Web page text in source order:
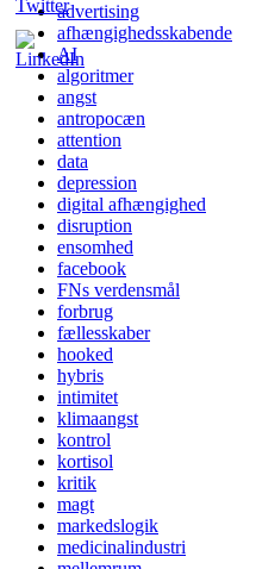
advertising
afhængighedsskabende
AI
algoritmer
angst
antropocæn
attention
data
depression
digital afhængighed
disruption
ensomhed
facebook
FNs verdensmål
forbrug
fællesskaber
hooked
hybris
intimitet
klimaangst
kontrol
kortisol
kritik
magt
markedslogik
medicinalindustri